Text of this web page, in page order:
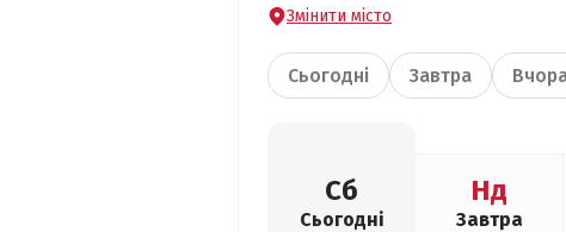
Змінити місто
Сьогодні Завтра
Сб
Сьогодні
Нд
Завтра